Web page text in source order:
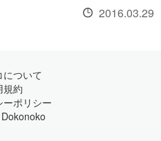
2016.03.29
について
規約
ーポリシー